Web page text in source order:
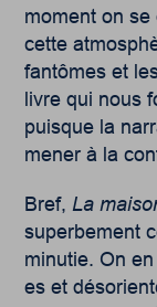
moment on
cette
fantômes et
livre qui nous
puisque la
mener à la
Bref, La
superbement
minutie. On
es et